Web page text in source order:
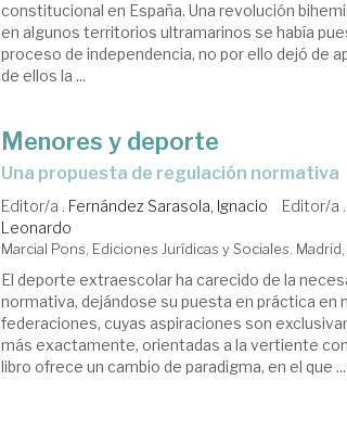
constitucional en España. Una revolución
en algunos territorios ultramarinos se había
proceso de independencia, no por ello dejó de
de ellos la ...
Menores y deporte
una propuesta de regulación normativa
Editor/a . Fernández Sarasola, Ignacio Editor/a .
Leonardo
Marcial Pons, Ediciones Jurídicas y Sociales.
El deporte extraescolar ha carecido de la
normativa, dejándose su puesta en práctica en
federaciones, cuyas aspiraciones son
más exactamente, orientadas a la vertiente
libro ofrece un cambio de paradigma, en el que ...